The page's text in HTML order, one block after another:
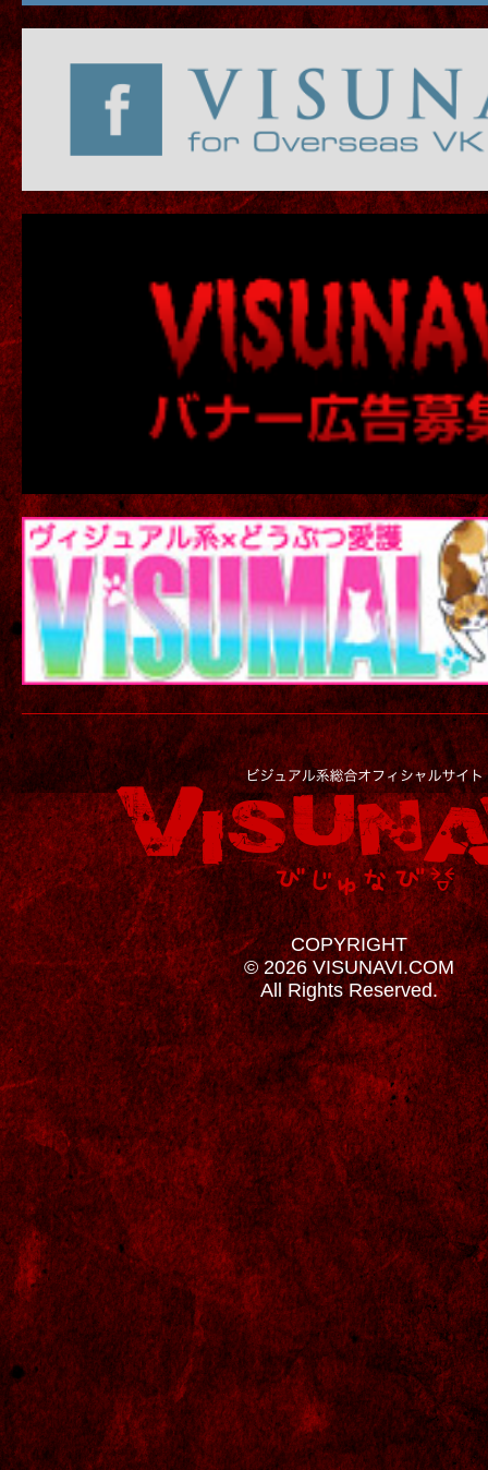
COPYRIGHT
© 2026 VISUNAVI.COM
All Rights Reserved.